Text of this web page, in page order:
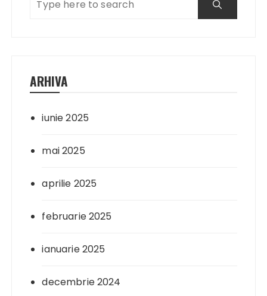
ARHIVA
iunie 2025
mai 2025
aprilie 2025
februarie 2025
ianuarie 2025
decembrie 2024